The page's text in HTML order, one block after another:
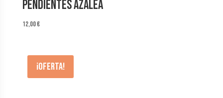
Pendientes Azalea
12,00€
¡Oferta!